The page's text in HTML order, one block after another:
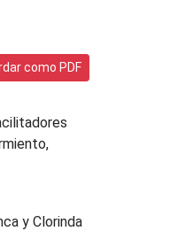
como PDF
y Clorinda